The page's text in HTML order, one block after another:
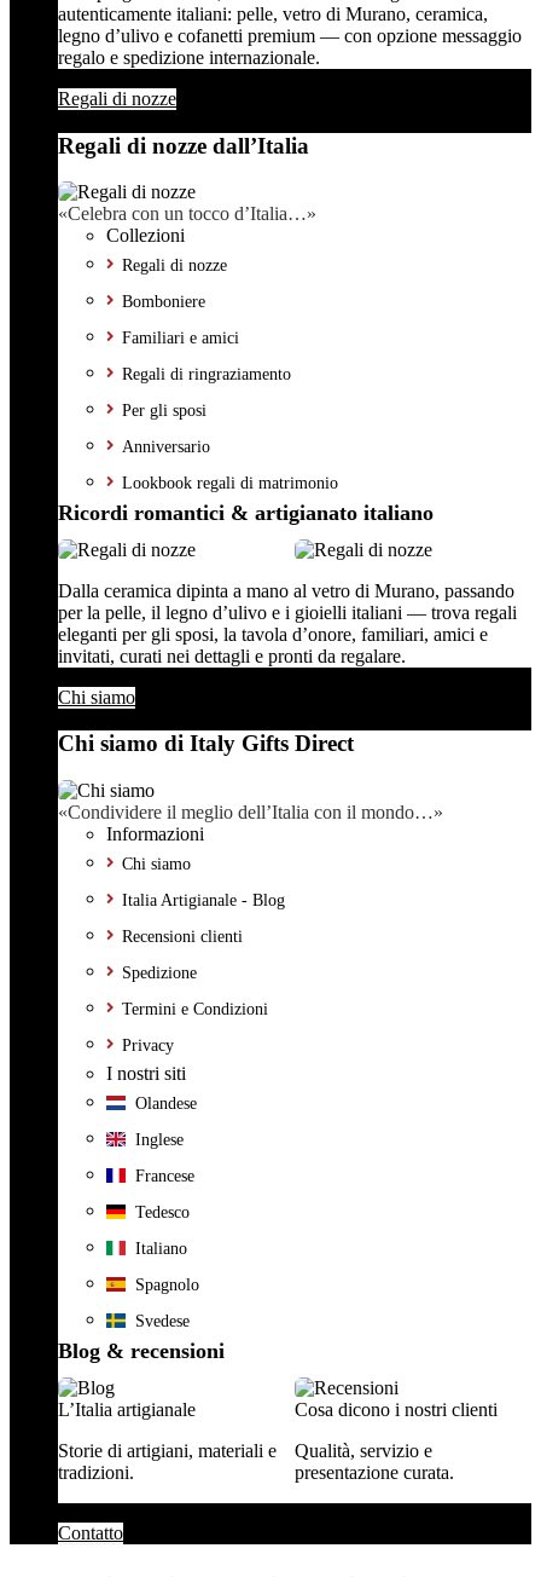
autenticamente italiani: pelle, vetro di Murano, ceramica,
legno d’ulivo e cofanetti premium — con opzione messaggio
regalo e spedizione internazionale.
Regali di nozze
Regali di nozze dall’Italia
«Celebra con un tocco d’Italia…»
Collezioni
Regali di nozze
Bomboniere
Familiari e amici
Regali di ringraziamento
Per gli sposi
Anniversario
Lookbook regali di matrimonio
Ricordi romantici & artigianato italiano
Dalla ceramica dipinta a mano al vetro di Murano, passando
per la pelle, il legno d’ulivo e i gioielli italiani — trova regali
eleganti per gli sposi, la tavola d’onore, familiari, amici e
invitati, curati nei dettagli e pronti da regalare.
Chi siamo
Chi siamo di Italy Gifts Direct
«Condividere il meglio dell’Italia con il mondo…»
Informazioni
Chi siamo
Italia Artigianale - Blog
Recensioni clienti
Spedizione
Termini e Condizioni
Privacy
I nostri siti
Olandese
Inglese
Francese
Tedesco
Italiano
Spagnolo
Svedese
Blog & recensioni
L’Italia artigianale
Storie di artigiani, materiali e
tradizioni.
Cosa dicono i nostri clienti
Qualità, servizio e
presentazione curata.
Contatto